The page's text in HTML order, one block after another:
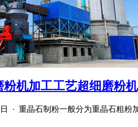
粉机加工工艺超细磨粉
日 · 重晶石制粉一般分为重晶石粗